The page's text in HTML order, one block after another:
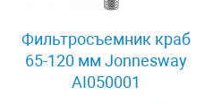
Фильтросъемник краб
65-120 мм Jonnesway
AI050001